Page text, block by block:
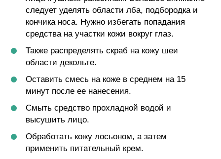
следует уделять области лба, подбородка и
кончика носа. Нужно избегать попадания
средства на участки кожи вокруг глаз.
Также распределять скраб на кожу шеи
области декольте.
Оставить смесь на коже в среднем на 15
минут после ее нанесения.
Смыть средство прохладной водой и
высушить лицо.
Обработать кожу лосьоном, а затем
применить питательный крем.